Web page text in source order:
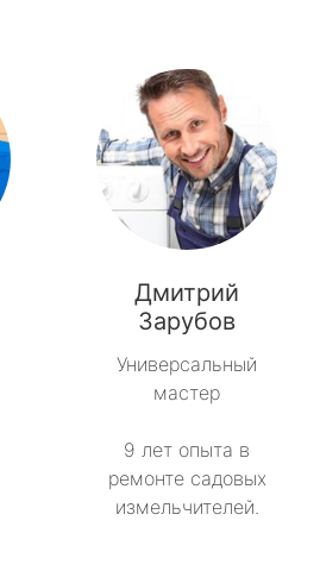
Дмитрий
Зарубов
Универсальный
мастер
9 лет опыта в
ремонте садовых
измельчителей.